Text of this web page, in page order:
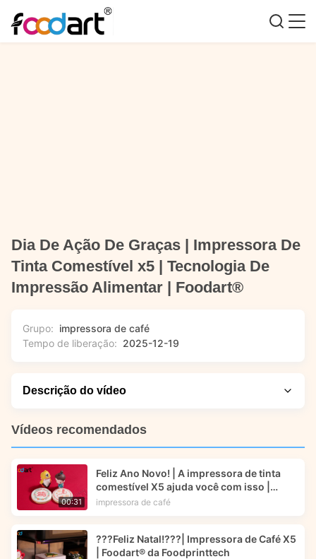
Dia De Ação De Graças | Impressora De
Tinta Comestível x5 | Tecnologia De
Impressão Alimentar | Foodart®
Grupo: impressora de café
Tempo de liberação: 2025-12-19
Descrição do vídeo
Assista a esta visão geral para descobrir por que muitos
da Foodprinttech transforma sobremesas de Ação de
Graças em arte comestível impressionante. Demonstramos
o processo passo a passo de criação de designs complexos
resultados vibrantes que tornam essa tecnologia a favorita
Vídeos recomendados
00:31
Feliz Ano Novo! | A impressora de tinta
comestível X5 ajuda você com isso |
Foodart® da Foodprinttech
impressora de café
???Feliz Natal!???| Impressora de Café X5
| Foodart® da Foodprinttech